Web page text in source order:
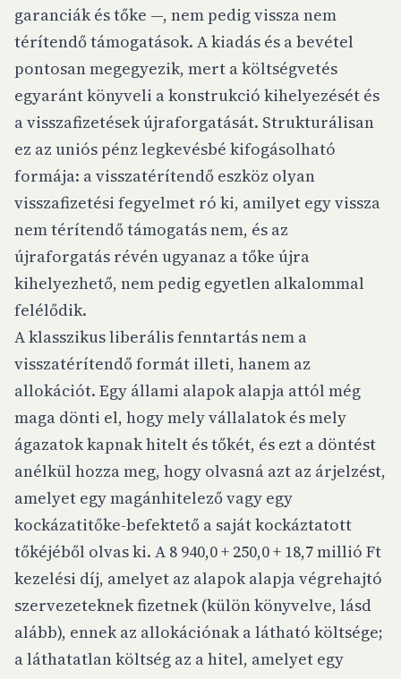
garanciák és tőke —, nem pedig vissza nem
térítendő támogatások. A kiadás és a bevétel
pontosan megegyezik, mert a költségvetés
egyaránt könyveli a konstrukció kihelyezését és
a visszafizetések újraforgatását. Strukturálisan
ez az uniós pénz legkevésbé kifogásolható
formája: a visszatérítendő eszköz olyan
visszafizetési fegyelmet ró ki, amilyet egy vissza
nem térítendő támogatás nem, és az
újraforgatás révén ugyanaz a tőke újra
kihelyezhető, nem pedig egyetlen alkalommal
felélődik.
A klasszikus liberális fenntartás nem a
visszatérítendő formát illeti, hanem az
allokációt. Egy állami alapok alapja attól még
maga dönti el, hogy mely vállalatok és mely
ágazatok kapnak hitelt és tőkét, és ezt a döntést
anélkül hozza meg, hogy olvasná azt az árjelzést,
amelyet egy magánhitelező vagy egy
kockázatitőke-befektető a saját kockáztatott
tőkéjéből olvas ki. A 8 940,0 + 250,0 + 18,7 millió Ft
kezelési díj, amelyet az alapok alapja végrehajtó
szervezeteknek fizetnek (külön könyvelve, lásd
alább), ennek az allokációnak a látható költsége;
a láthatatlan költség az a hitel, amelyet egy